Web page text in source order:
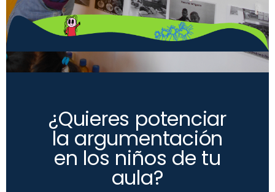
¿Quieres potenciar
la argumentación
en los niños de tu
aula?